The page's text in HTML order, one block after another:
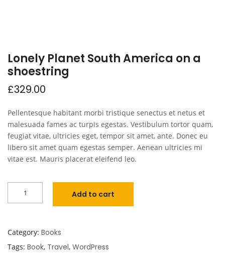
Lonely Planet South America on a
shoestring
£329.00
Pellentesque habitant morbi tristique senectus et netus et
malesuada fames ac turpis egestas. Vestibulum tortor quam,
feugiat vitae, ultricies eget, tempor sit amet, ante. Donec eu
libero sit amet quam egestas semper. Aenean ultricies mi
vitae est. Mauris placerat eleifend leo.
Add to cart
Category: Books
Tags: Book, Travel, WordPress